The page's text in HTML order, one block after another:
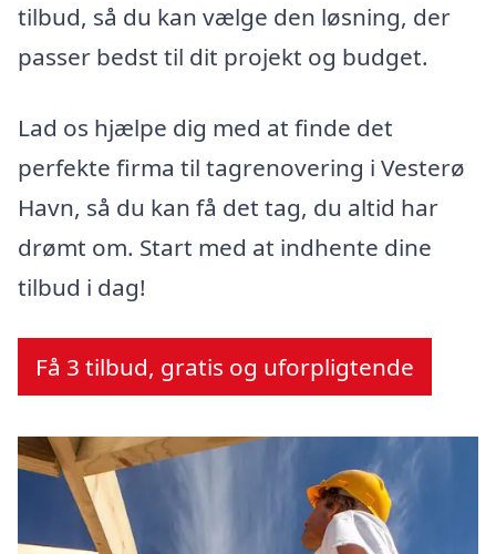
tilbud, så du kan vælge den løsning, der
passer bedst til dit projekt og budget.
Lad os hjælpe dig med at finde det
perfekte firma til tagrenovering i Vesterø
Havn, så du kan få det tag, du altid har
drømt om. Start med at indhente dine
tilbud i dag!
Få 3 tilbud, gratis og uforpligtende